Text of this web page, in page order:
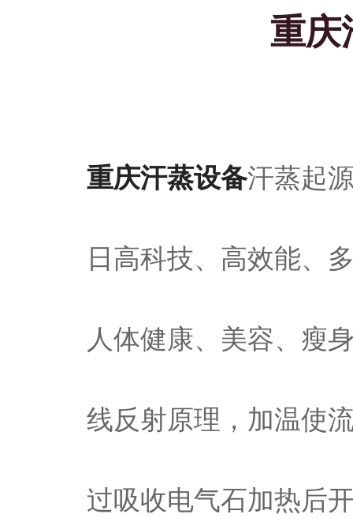
重庆
重庆汗蒸设备汗蒸起
日高科技、高效能、
人体健康、美容、瘦
线反射原理，加温使
过吸收电气石加热后